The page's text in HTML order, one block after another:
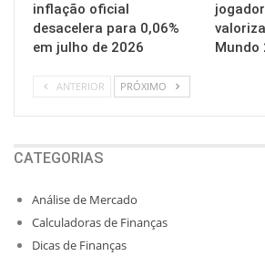
inflação oficial
desacelera para 0,06%
em julho de 2026
Mundo
ANTERIOR PRÓXIMO
CATEGORIAS
Análise de Mercado
Calculadoras de Finanças
Dicas de Finanças